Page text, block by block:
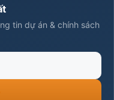
tin dự án & chính sách